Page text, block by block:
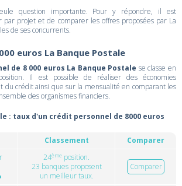
question importante. Pour y répondre, il est
par projet et de comparer les offres proposées par La
de ses concurrents.
euros La Banque Postale
de 8 000 euros La Banque Postale se classe en
Il est possible de réaliser des économies
du crédit ainsi que sur la mensualité en comparant les
des organismes financiers.
: taux d'un crédit personnel de 8000 euros
Classement Comparer
24ème position.
23 banques proposent
un meilleur taux.
Comparer